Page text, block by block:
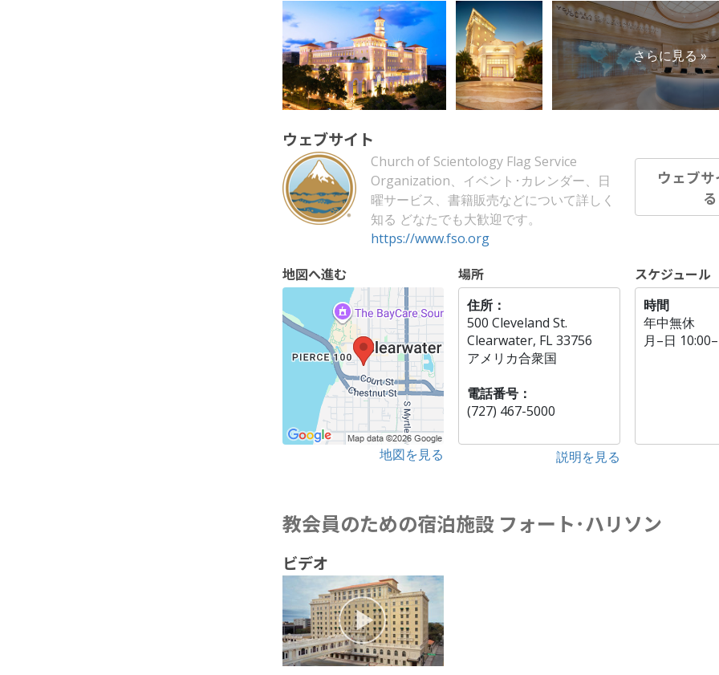
さらに見る »
ウェブサイト
Church of Scientology Flag Service
Organization、イベント･カレンダー、日
曜サービス、書籍販売などについて詳しく
知る どなたでも大歓迎です。
https://www.fso.org
ウェブ
地図へ進む
地図を見る
場所
住所：
500 Cleveland St.
Clearwater, FL 33756
アメリカ合衆国
電話番号：
(727) 467-5000
説明を見る
スケジュール
時間
年中無休
月–日
教会員のための宿泊施設 フォート･ハリソン
ビデオ